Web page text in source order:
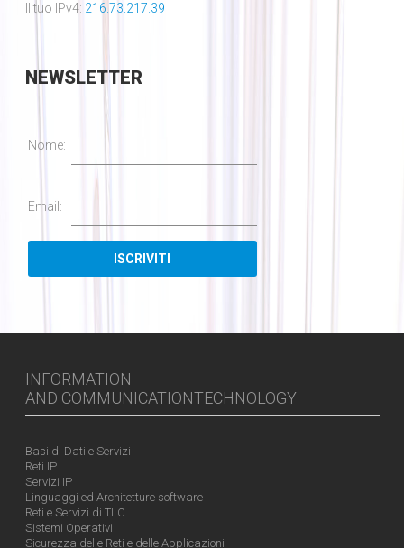
Il tuo IPv4: 216.73.217.39
NEWSLETTER
Nome:
Email:
INFORMATION
AND COMMUNICATIONTECHNOLOGY
Basi di Dati e Servizi
Reti IP
Servizi IP
Linguaggi ed Architetture software
Reti e Servizi di TLC
Sistemi Operativi
Sicurezza delle Reti e delle Applicazioni